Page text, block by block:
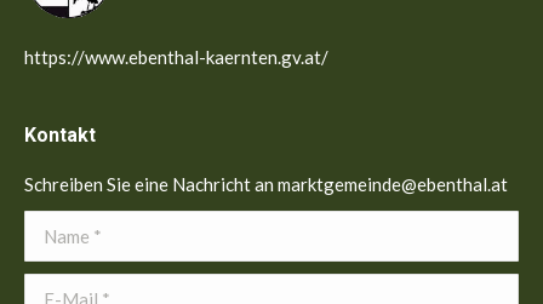
https://www.ebenthal-kaernten.gv.at/
Kontakt
Schreiben Sie eine Nachricht an marktgemeinde@ebenthal.at
Name *
E-Mail *